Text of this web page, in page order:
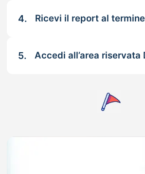
4. Ricevi il report al
5. Accedi all’area riservata